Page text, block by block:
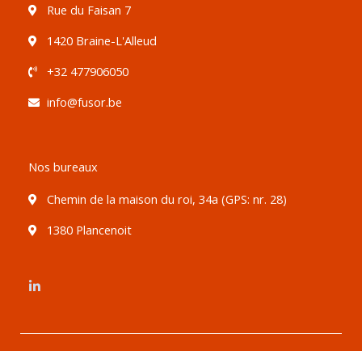
Rue du Faisan 7
1420 Braine-L'Alleud
+32 477906050
info@fusor.be
Nos bureaux
Chemin de la maison du roi, 34a (GPS: nr. 28)
1380 Plancenoit
n
i